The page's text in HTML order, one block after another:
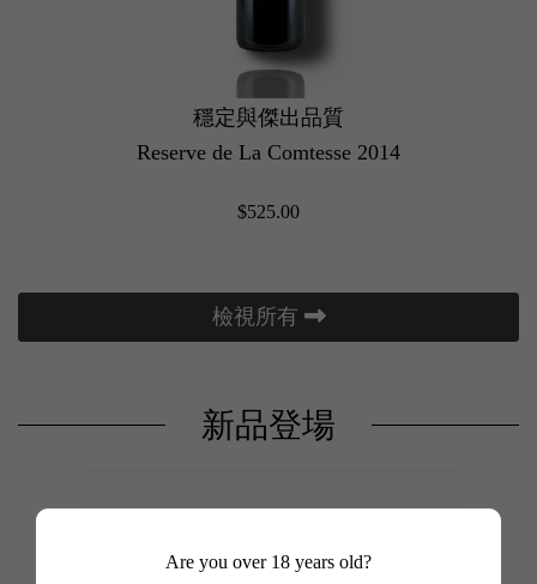
Are you over 18 years old?
穩定與傑出品質
Reserve de La Comtesse 2014
$525.00
檢視所有
新品登場
裝